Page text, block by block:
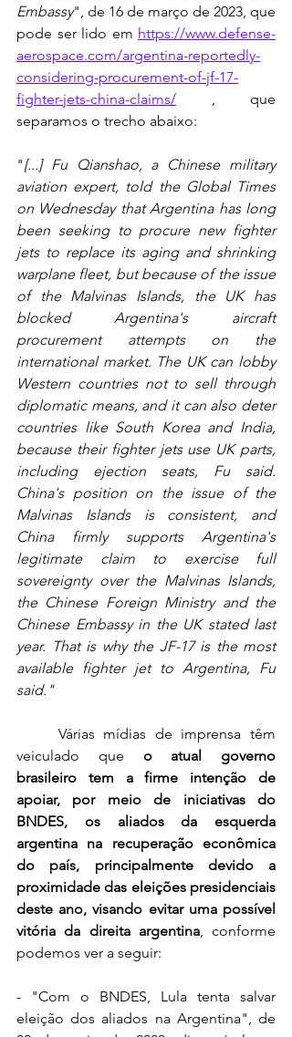
Embassy", de 16 de março de 2023, que
pode ser lido em https://www.defense-
aerospace.com/argentina-reportedly-
considering-procurement-of-jf-17-
fighter-jets-china-claims/ , que
separamos o trecho abaixo:
"[...] Fu Qianshao, a Chinese military
aviation expert, told the Global Times
on Wednesday that Argentina has long
been seeking to procure new fighter
jets to replace its aging and shrinking
warplane fleet, but because of the issue
of the Malvinas Islands, the UK has
blocked Argentina's aircraft
procurement attempts on the
international market. The UK can lobby
Western countries not to sell through
diplomatic means, and it can also deter
countries like South Korea and India,
because their fighter jets use UK parts,
including ejection seats, Fu said.
China's position on the issue of the
Malvinas Islands is consistent, and
China firmly supports Argentina's
legitimate claim to exercise full
sovereignty over the Malvinas Islands,
the Chinese Foreign Ministry and the
Chinese Embassy in the UK stated last
year. That is why the JF-17 is the most
available fighter jet to Argentina, Fu
said."
veiculado que o atual governo
brasileiro tem a firme intenção de
apoiar, por meio de iniciativas do
BNDES, os aliados da esquerda
argentina na recuperação econômica
do país, principalmente devido a
proximidade das eleições presidenciais
deste ano, visando evitar uma possível
vitória da direita argentina, conforme
podemos ver a seguir:
- "Com o BNDES, Lula tenta salvar
eleição dos aliados na Argentina", de